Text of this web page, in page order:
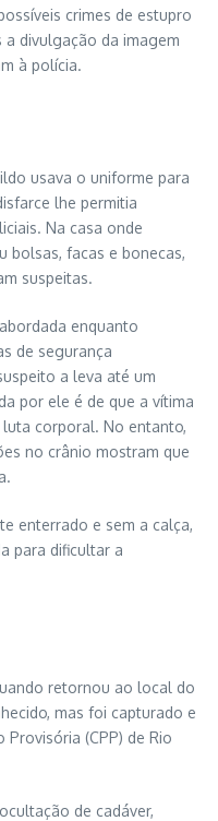
crimes de estupro
a divulgação da imagem
à polícia.
usava o uniforme para
lhe permitia
Na casa onde
bolsas, facas e bonecas,
suspeitas.
enquanto
de segurança
a leva até um
por ele é de que a vítima
corporal. No entanto,
no crânio mostram que
enterrado e sem a calça,
para dificultar a
retornou ao local do
mas foi capturado e
Provisória (CPP) de Rio
de cadáver,